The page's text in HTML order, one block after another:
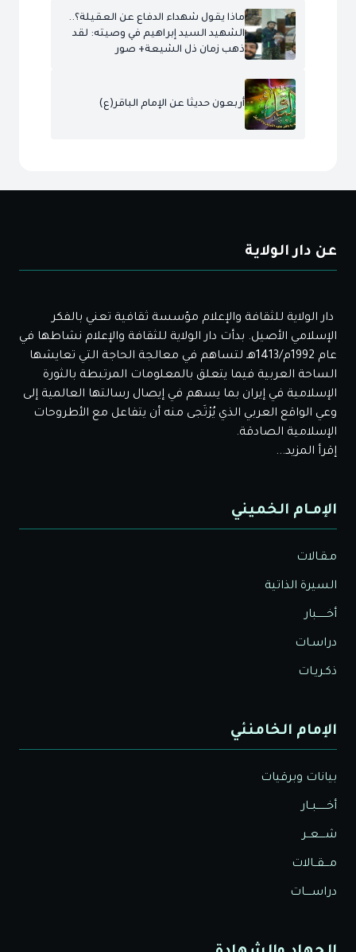
ماذا يقول شهداء الدفاع عن العقيلة؟..
الشهيد السيد إبراهيم في وصيته: لقد
ذهب زمان ذل الشيعة+ صور
أربعون حديثا عن الإمام الباقر(ع)
عن دار الولاية
دار الولاية للثقافة والإعلام مؤسسة ثقافية تعني بالفكر
الإسلامي الأصيل. بدأت دار الولاية للثقافة والإعلام نشاطها في
عام 1992م/1413هـ لتساهم في معالجة الحاجة التي تعايشها
الساحة العربية فيما يتعلق بالمعلومات المرتبطة بالثورة
الإسلامية في إيران بما يسهم في إيصال رسالتها العالمية إلى
وعي الواقع العربي الذي يُرْتَجى منه أن يتفاعل مع الأطروحات
الإسلامية الصادقة.
إقرأ المزيد...
الإمـام الخميني
مـقـالات
السيرة الذاتية
أخــــــبار
دراسـات
ذكـريـات
الإمام الخامنئي
بيانات وبرقيات
أخــــــبــار
شــــعــر
مـــقــالات
دراســــات